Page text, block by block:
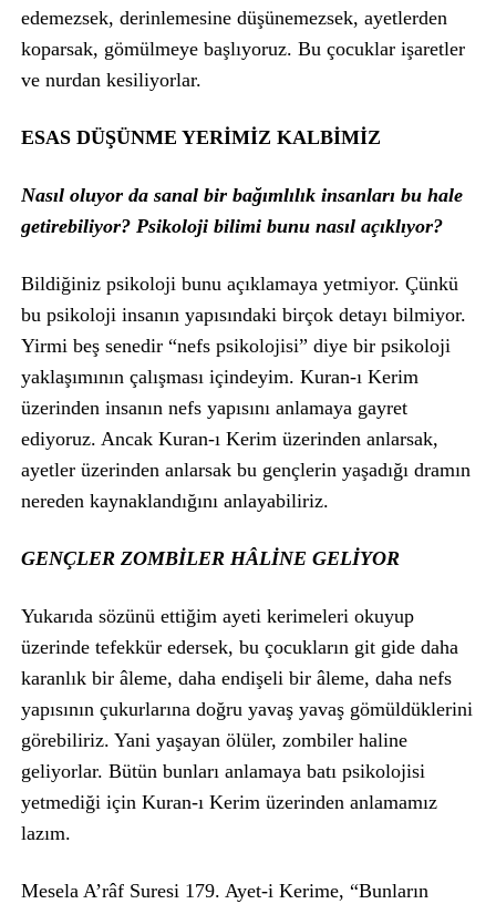
edemezsek, derinlemesine düşünemezsek, ayetlerden
koparsak, gömülmeye başlıyoruz. Bu çocuklar işaretler
ve nurdan kesiliyorlar.
ESAS DÜŞÜNME YERİMİZ KALBİMİZ
Nasıl oluyor da sanal bir bağımlılık insanları bu hale
getirebiliyor? Psikoloji bilimi bunu nasıl açıklıyor?
Bildiğiniz psikoloji bunu açıklamaya yetmiyor. Çünkü
bu psikoloji insanın yapısındaki birçok detayı bilmiyor.
Yirmi beş senedir “nefs psikolojisi” diye bir psikoloji
yaklaşımının çalışması içindeyim. Kuran-ı Kerim
üzerinden insanın nefs yapısını anlamaya gayret
ediyoruz. Ancak Kuran-ı Kerim üzerinden anlarsak,
ayetler üzerinden anlarsak bu gençlerin yaşadığı dramın
nereden kaynaklandığını anlayabiliriz.
GENÇLER ZOMBİLER HÂLİNE GELİYOR
Yukarıda sözünü ettiğim ayeti kerimeleri okuyup
üzerinde tefekkür edersek, bu çocukların git gide daha
karanlık bir âleme, daha endişeli bir âleme, daha nefs
yapısının çukurlarına doğru yavaş yavaş gömüldüklerini
görebiliriz. Yani yaşayan ölüler, zombiler haline
geliyorlar. Bütün bunları anlamaya batı psikolojisi
yetmediği için Kuran-ı Kerim üzerinden anlamamız
lazım.
Mesela A’râf Suresi 179. Ayet-i Kerime, “Bunların